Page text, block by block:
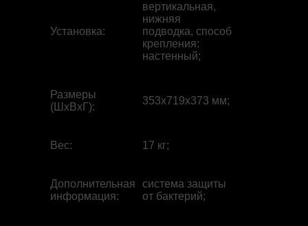
Установка:
вертикальная,
нижняя
подводка, способ
крепления:
настенный;
Размеры
(ШхВхГ):
353x719x373 мм;
Вес: 17 кг;
Дополнительная
информация:
система защиты
от бактерий;